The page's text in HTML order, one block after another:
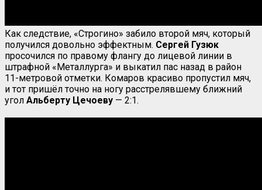
Как следствие, «Строгино» забило второй мяч, который
получился довольно эффектным. Сергей Гузюк
просочился по правому флангу до лицевой линии в
штрафной «Металлурга» и выкатил пас назад в район
11-метровой отметки. Комаров красиво пропустил мяч,
и тот пришёл точно на ногу расстрелявшему ближний
угол Альберту Цечоеву — 2:1.